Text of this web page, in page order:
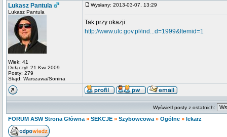
Lukasz Pantula
Lukasz Pantula
Wiek: 41
Dołączył: 21 Kwi 2009
Posty: 279
Skąd: Warszawa/Sonina
Wysłany: 2013-03-07, 13:29
Tak przy okazji:
http://www.ulc.gov.pl/ind...d=1999&Itemid=1
Wyświetl posty z ostatnich:
FORUM ASW Strona Główna » SEKCJE » Szybowcowa » Ogólne » lekarz